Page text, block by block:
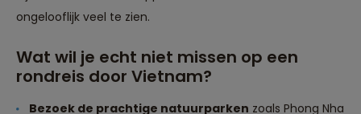
ongelooflijk veel te zien.
Wat wil je echt niet missen op een
rondreis door Vietnam?
Bezoek de prachtige natuurparken zoals Phong Nha